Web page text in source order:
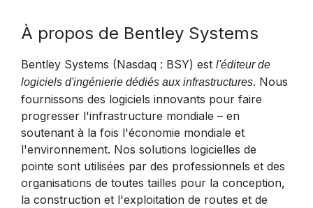
À propos de Bentley Systems
Bentley Systems (Nasdaq : BSY) est l'éditeur de
logiciels d'ingénierie dédiés aux infrastructures. Nous
fournissons des logiciels innovants pour faire
progresser l'infrastructure mondiale – en
soutenant à la fois l'économie mondiale et
l'environnement. Nos solutions logicielles de
pointe sont utilisées par des professionnels et des
organisations de toutes tailles pour la conception,
la construction et l'exploitation de routes et de